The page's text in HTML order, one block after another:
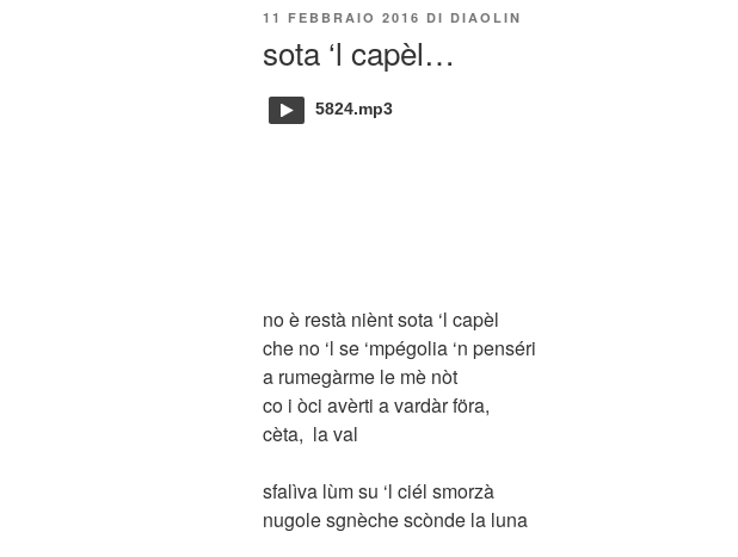
PUBBLICATO
11 FEBBRAIO 2016 DI DIAOLIN
sota ‘l capèl…
5824.mp3
no è restà niènt sota ‘l capèl
che no ‘l se ‘mpégolia ‘n penséri
a rumegàrme le mè nòt
co i òci avèrti a vardàr föra,
cèta, la val
sfalìva lùm su ‘l ciél smorzà
nugole sgnèche scònde la luna